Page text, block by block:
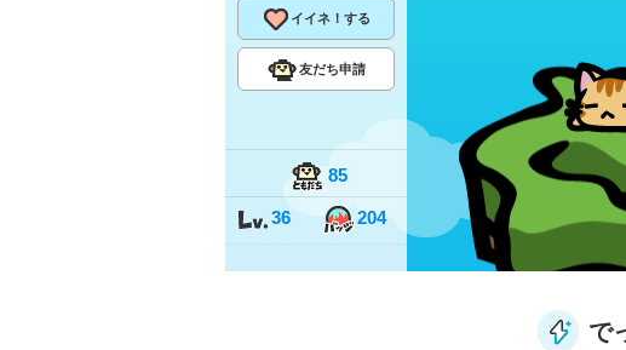
イイネ！する
友だち申請
85
36 204
で